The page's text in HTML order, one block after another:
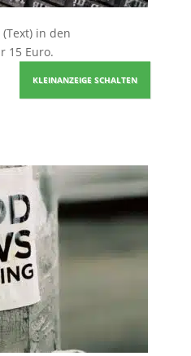
(Text) in den
15 Euro.
KLEINANZEIGE SCHALTEN